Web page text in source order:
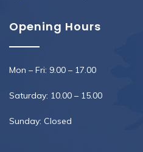
Opening Hours
Mon – Fri: 9.00 – 17.00
Saturday: 10.00 – 15.00
Sunday: Closed